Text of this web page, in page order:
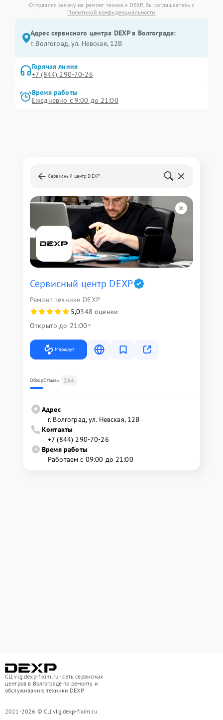
Отправляя заявку на ремонт техники DEXP, Вы соглашаетесь с
Политикой конфиденциальности
Адрес сервисного центра DEXP в Волгограде:
г. Волгоград, ул. Невская, 12В
Горячая линия
+7 (844) 290-70-26
Время работы
Ежедневно с 9:00 до 21:00
Сервисный центр DEXP
Сервисный центр DEXP
Ремонт техники DEXP
5,0348 оценки
Открыто до 21:00
Маршрут
ОбзорОтзывы 264
Адрес
г. Волгоград, ул. Невская, 12В
Контакты
+7 (844) 290-70-26
Время работы
Работаем с 09:00 до 21:00
СЦ vlg.dexp-fixim.ru - сеть сервисных
центров в Волгограде по ремонту и
обслуживанию техники DEXP
2021-2026 © СЦ vlg.dexp-fixim.ru